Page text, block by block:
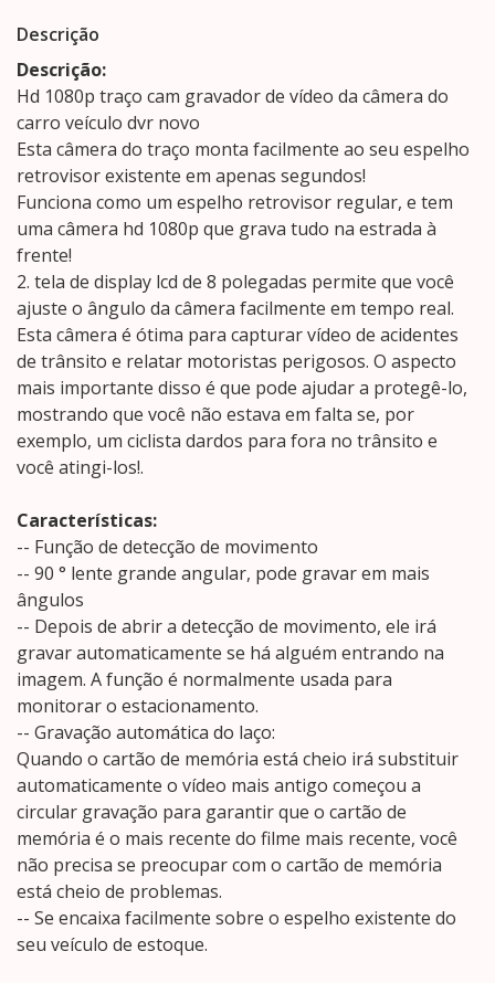
Descrição
Descrição:
Hd 1080p traço cam gravador de vídeo da câmera do
carro veículo dvr novo
Esta câmera do traço monta facilmente ao seu espelho
retrovisor existente em apenas segundos!
Funciona como um espelho retrovisor regular, e tem
uma câmera hd 1080p que grava tudo na estrada à
frente!
2. tela de display lcd de 8 polegadas permite que você
ajuste o ângulo da câmera facilmente em tempo real.
Esta câmera é ótima para capturar vídeo de acidentes
de trânsito e relatar motoristas perigosos. O aspecto
mais importante disso é que pode ajudar a protegê-lo,
mostrando que você não estava em falta se, por
exemplo, um ciclista dardos para fora no trânsito e
você atingi-los!.
Características:
-- Função de detecção de movimento
-- 90 ° lente grande angular, pode gravar em mais
ângulos
-- Depois de abrir a detecção de movimento, ele irá
gravar automaticamente se há alguém entrando na
imagem. A função é normalmente usada para
monitorar o estacionamento.
-- Gravação automática do laço:
Quando o cartão de memória está cheio irá substituir
automaticamente o vídeo mais antigo começou a
circular gravação para garantir que o cartão de
memória é o mais recente do filme mais recente, você
não precisa se preocupar com o cartão de memória
está cheio de problemas.
-- Se encaixa facilmente sobre o espelho existente do
seu veículo de estoque.